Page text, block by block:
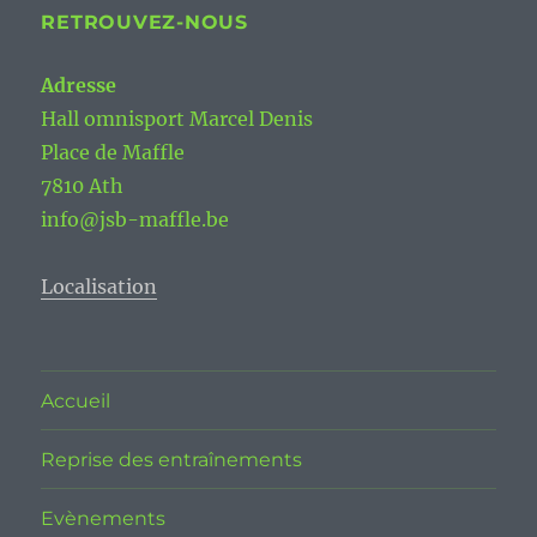
RETROUVEZ-NOUS
Adresse
Hall omnisport Marcel Denis
Place de Maffle
7810 Ath
info@jsb-maffle.be
Localisation
Accueil
Reprise des entraînements
Evènements